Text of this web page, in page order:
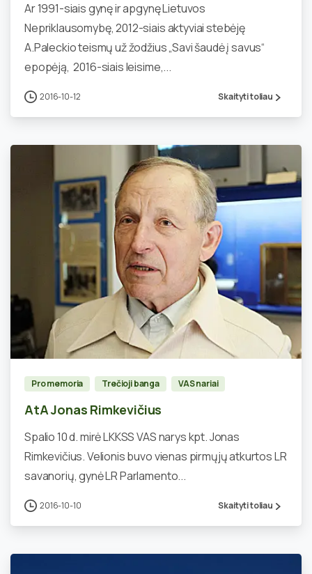
Ar 1991-siais gynę ir apgynę Lietuvos
Nepriklausomybę, 2012-siais aktyviai stebėję
A.Paleckio teismų už žodžius „Savi šaudė į savus“
epopėją, 2016-siais leisime,...
2016-10-12 Skaityti toliau
Pro memoria Trečioji banga VAS nariai
AtA Jonas Rimkevičius
Spalio 10 d. mirė LKKSS VAS narys kpt. Jonas
Rimkevičius. Velionis buvo vienas pirmųjų atkurtos LR
savanorių, gynė LR Parlamento...
2016-10-10 Skaityti toliau